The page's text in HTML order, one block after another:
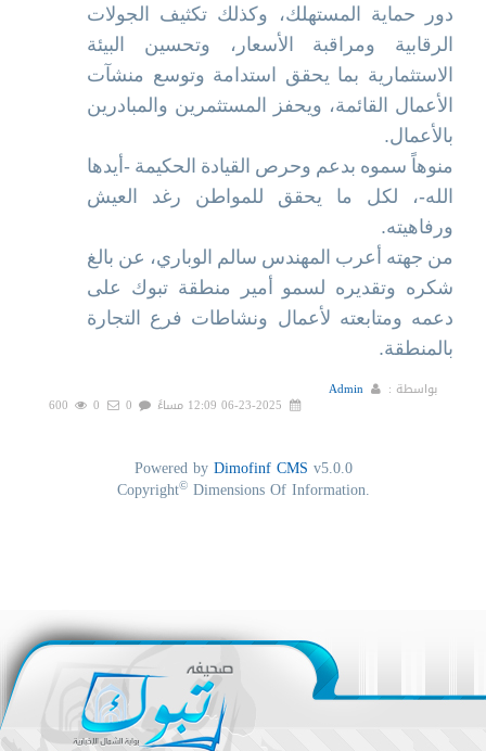
دور حماية المستهلك، وكذلك تكثيف الجولات
الرقابية ومراقبة الأسعار، وتحسين البيئة
الاستثمارية بما يحقق استدامة وتوسع منشآت
الأعمال القائمة، ويحفز المستثمرين والمبادرين
بالأعمال.
منوهاً سموه بدعم وحرص القيادة الحكيمة -أيدها
الله-، لكل ما يحقق للمواطن رغد العيش
ورفاهيته.
من جهته أعرب المهندس سالم الوباري، عن بالغ
شكره وتقديره لسمو أمير منطقة تبوك على
دعمه ومتابعته لأعمال ونشاطات فرع التجارة
بالمنطقة.
بواسطة : Admin
Powered byDimofinf CMS v5.0.0
Copyright©Dimensions Of Information.